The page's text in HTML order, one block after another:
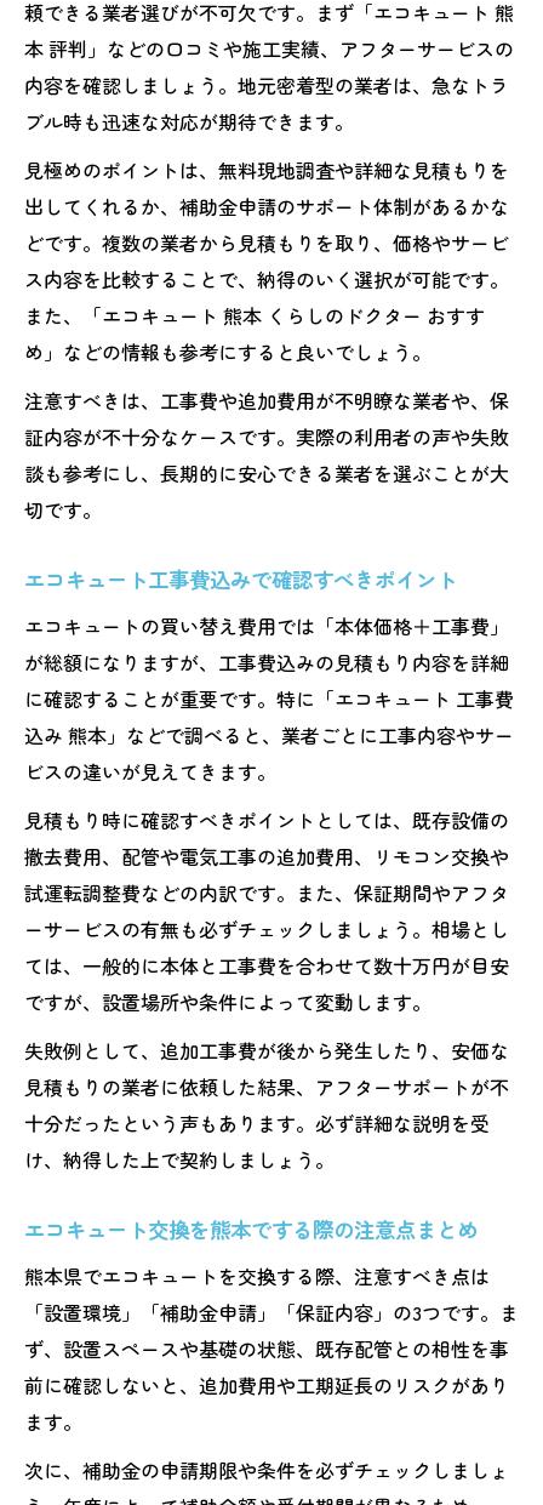
省エネで家計守るエコキュート買い替えの極意
エコキュート買い替えで実現する光熱費の
節約法
省エネ性能が高いエコキュート選びのポイ
ント
エコキュート交換後の年間光熱費シミュレ
ーション
エコキュート導入で長期的に家計負担を軽
減する方法
内容
エコキュート買い替えで注目したい熊本支援制
度
特徴
続き
熊本の支援制度を比較して選ぶエコキュー
ト交換
エコキュート補助金枠の最新動向と申請タ
支援制度活用でエコキュートをお得に買い
安心できるエコキュート買い替え成功のポイン
エコキュート買い替えで後悔しない業者選
熊本のエコキュート交換で重視したいアフ
ターサポート
現地調査なし見積もりの注意点と活用方法
方法
工事品質を見極めるエコキュート買い替え
のコツ
頼できる業者選びが不可欠です。まず「エコキュート 熊
本 評判」などの口コミや施工実績、アフターサービスの
内容を確認しましょう。地元密着型の業者は、急なトラ
ブル時も迅速な対応が期待できます。
見極めのポイントは、無料現地調査や詳細な見積もりを
出してくれるか、補助金申請のサポート体制があるかな
どです。複数の業者から見積もりを取り、価格やサービ
ス内容を比較することで、納得のいく選択が可能です。
また、「エコキュート 熊本 くらしのドクター おすす
め」などの情報も参考にすると良いでしょう。
注意すべきは、工事費や追加費用が不明瞭な業者や、保
証内容が不十分なケースです。実際の利用者の声や失敗
談も参考にし、長期的に安心できる業者を選ぶことが大
切です。
エコキュート工事費込みで確認すべきポイント
エコキュートの買い替え費用では「本体価格＋工事費」
が総額になりますが、工事費込みの見積もり内容を詳細
に確認することが重要です。特に「エコキュート 工事費
込み 熊本」などで調べると、業者ごとに工事内容やサー
ビスの違いが見えてきます。
見積もり時に確認すべきポイントとしては、既存設備の
撤去費用、配管や電気工事の追加費用、リモコン交換や
試運転調整費などの内訳です。また、保証期間やアフタ
ーサービスの有無も必ずチェックしましょう。相場とし
ては、一般的に本体と工事費を合わせて数十万円が目安
ですが、設置場所や条件によって変動します。
失敗例として、追加工事費が後から発生したり、安価な
見積もりの業者に依頼した結果、アフターサポートが不
十分だったという声もあります。必ず詳細な説明を受
け、納得した上で契約しましょう。
エコキュート交換を熊本でする際の注意点まとめ
熊本県でエコキュートを交換する際、注意すべき点は
「設置環境」「補助金申請」「保証内容」の3つです。ま
ず、設置スペースや基礎の状態、既存配管との相性を事
前に確認しないと、追加費用や工期延長のリスクがあり
ます。
次に、補助金の申請期限や条件を必ずチェックしましょ